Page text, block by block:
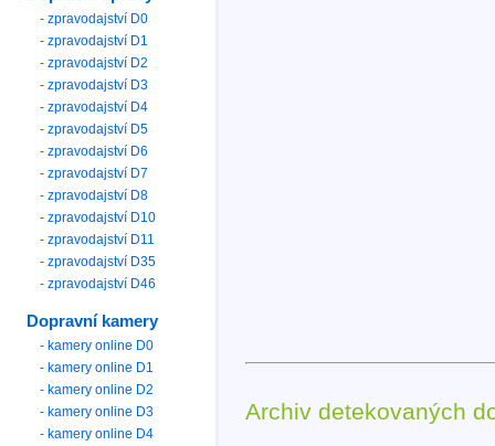
Archiv detekovaných
- zpravodajství D0
- zpravodajství D1
- zpravodajství D2
- zpravodajství D3
- zpravodajství D4
- zpravodajství D5
- zpravodajství D6
- zpravodajství D7
- zpravodajství D8
- zpravodajství D10
- zpravodajství D11
- zpravodajství D35
- zpravodajství D46
Dopravní kamery
- kamery online D0
- kamery online D1
- kamery online D2
- kamery online D3
- kamery online D4